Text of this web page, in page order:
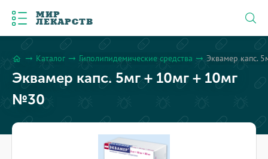
МИР
ЛЕКАРСТВ
home arrow_right_alt Каталог arrow_right_alt Гиполипидемические средства arrow_right_alt Эквамер капс.
Эквамер капс. 5мг + 10мг + 10мг
№30